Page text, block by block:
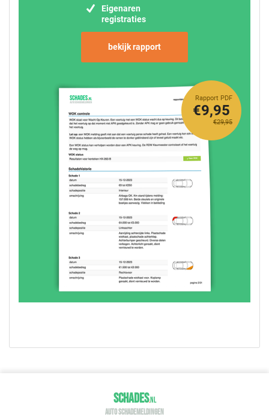
Eigenaren
registraties
bekijk rapport
Rapport PDF
€29,95
€9,95
SCHADES.NL
AUTO SCHADEMELDINGEN